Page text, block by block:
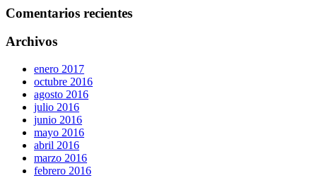
Comentarios recientes
Archivos
enero 2017
octubre 2016
agosto 2016
julio 2016
junio 2016
mayo 2016
abril 2016
marzo 2016
febrero 2016